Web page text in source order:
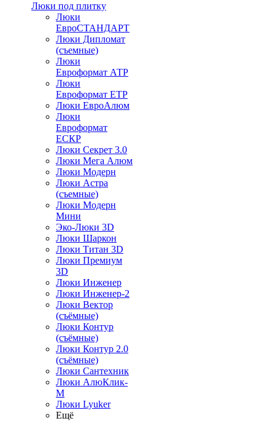
Люки под плитку
Люки
ЕвроСТАНДАРТ
Люки Дипломат
(съемные)
Люки
Евроформат АТР
Люки
Евроформат ЕТР
Люки ЕвроАлюм
Люки
Евроформат
ЕСКР
Люки Секрет 3.0
Люки Мега Алюм
Люки Модерн
Люки Астра
(съемные)
Люки Модерн
Мини
Эко-Люки 3D
Люки Шаркон
Люки Титан 3D
Люки Премиум
3D
Люки Инженер
Люки Инженер-2
Люки Вектор
(съёмные)
Люки Контур
(съёмные)
Люки Контур 2.0
(съёмные)
Люки Сантехник
Люки АлюКлик-
М
Люки Lyuker
Ещё